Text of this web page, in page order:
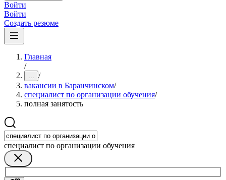
Войти
Войти
Создать резюме
Главная
/
... /
вакансии в Баранчинском/
специалист по организации обучения/
полная занятость
специалист по организации обучения